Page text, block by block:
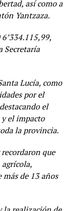
así como a
Yantzaza.
Secretaría
Lucía, como
por el
el
el impacto
la provincia.
que
de 13 años